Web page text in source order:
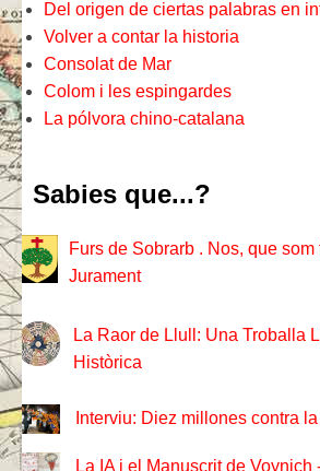
Del origen de ciertas palabras en
Volver a contar la historia
Consolat de Mar
Colom i les espingardes
La pólvora chino-catalana
Sabies que...?
Furs de Sobrarb . Nos, que som
Jurament
La Raor de Llull: Una Troballa
Històrica
Interviu: Diez millones contra
La IA i el Manuscrit de Voynich